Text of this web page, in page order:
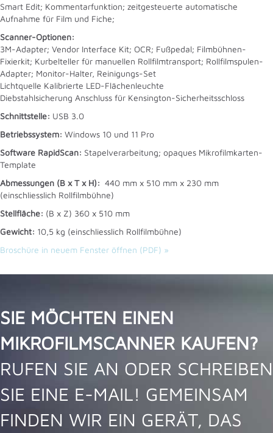
Smart Edit; Kommentarfunktion; zeitgesteuerte automatische
Aufnahme für Film und Fiche;
Scanner-Optionen:
3M-Adapter; Vendor Interface Kit; OCR; Fußpedal; Filmbühnen-
Fixierkit; Kurbelteller für manuellen Rollfilmtransport; Rollfilmspulen-
Adapter; Monitor-Halter, Reinigungs-Set
Lichtquelle Kalibrierte LED-Flächenleuchte
Diebstahlsicherung Anschluss für Kensington-Sicherheitsschloss
Schnittstelle: USB 3.0
Betriebssystem: Windows 10 und 11 Pro
Software RapidScan: Stapelverarbeitung; opaques Mikrofilmkarten-
Template
Abmessungen (B x T x H): 440 mm x 510 mm x 230 mm
(einschliesslich Rollfilmbühne)
Stellfläche: (B x Z) 360 x 510 mm
Gewicht: 10,5 kg (einschliesslich Rollfilmbühne)
Broschüre in neuem Fenster öffnen (PDF) »
SIE MÖCHTEN EINEN
MIKROFILMSCANNER KAUFEN?
RUFEN SIE AN ODER SCHREIBEN
SIE EINE E-MAIL! GEMEINSAM
FINDEN WIR EIN GERÄT, DAS